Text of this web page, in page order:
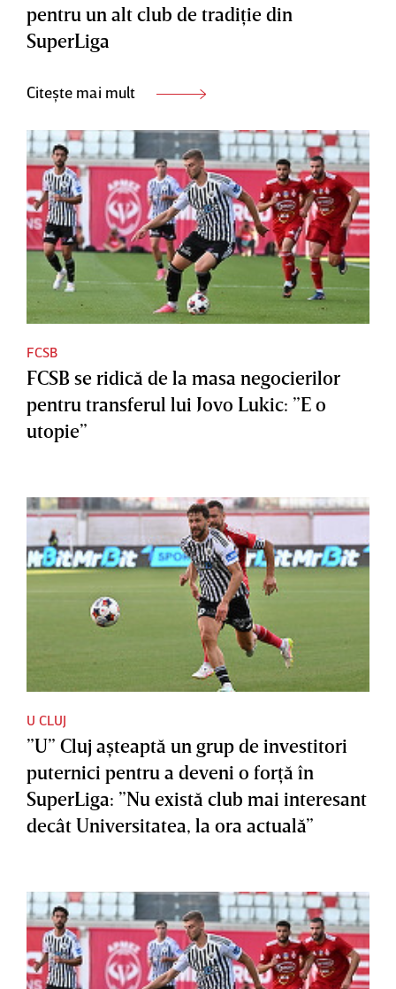
pentru un alt club de tradiţie din
SuperLiga
Citește mai mult
FCSB
FCSB se ridică de la masa negocierilor
pentru transferul lui Jovo Lukic: ”E o
utopie”
U CLUJ
”U” Cluj aşteaptă un grup de investitori
puternici pentru a deveni o forţă în
SuperLiga: ”Nu există club mai interesant
decât Universitatea, la ora actuală”